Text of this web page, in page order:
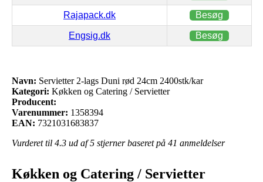
Rajapack.dk Besøg
Engsig.dk Besøg
Navn: Servietter 2-lags Duni rød 24cm 2400stk/kar
Kategori: Køkken og Catering / Servietter
Producent:
Varenummer: 1358394
EAN: 7321031683837
Vurderet til 4.3 ud af 5 stjerner baseret på 41 anmeldelser
Køkken og Catering / Servietter